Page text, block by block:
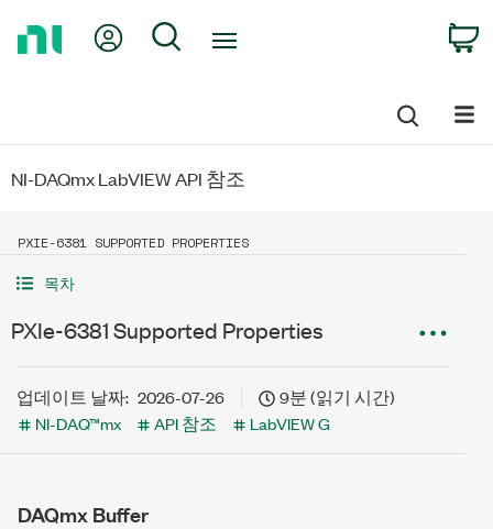
My Account
Search
NI-DAQmx LabVIEW API 참조
PXIE-6381 SUPPORTED PROPERTIES
목차
PXIe-6381 Supported Properties
업데이트 날짜: 2026-07-26
9분 (읽기 시간)
NI-DAQ™mx
API 참조 LabVIEW G
DAQmx Buffer